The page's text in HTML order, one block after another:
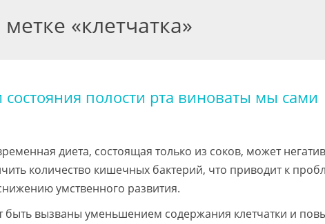
«клетчатка»
полости рта виноваты мы сами
диета, состоящая только из соков, может
количество кишечных бактерий, что приводит к
умственного развития.
быть вызваны уменьшением содержания клетчатки и